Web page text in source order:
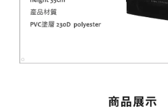
NT$ 899
NT$ 1,080